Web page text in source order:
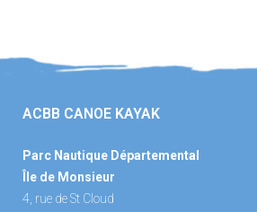
ACBB CANOE KAYAK
Parc Nautique Départemental
Île de Monsieur
4, rue de St Cloud